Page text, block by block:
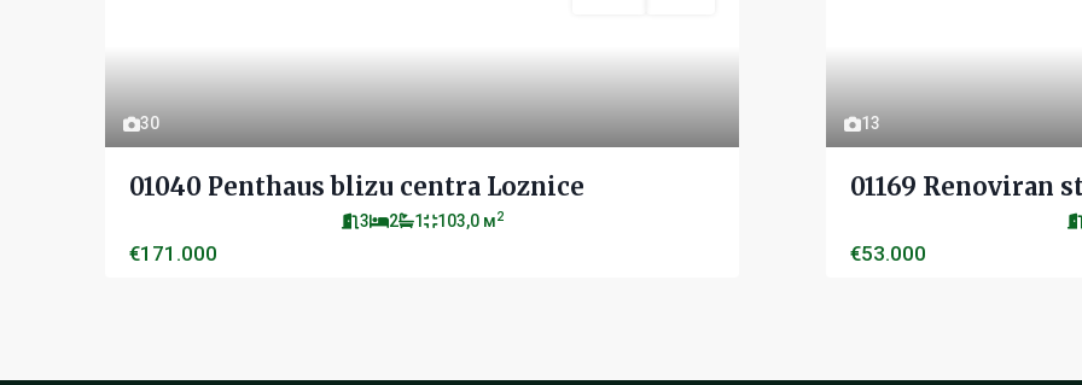
30
01040 Penthaus blizu centra Loznice
3 2 1 103,0 м2
€171.000
13
01169 Renoviran
€53.000